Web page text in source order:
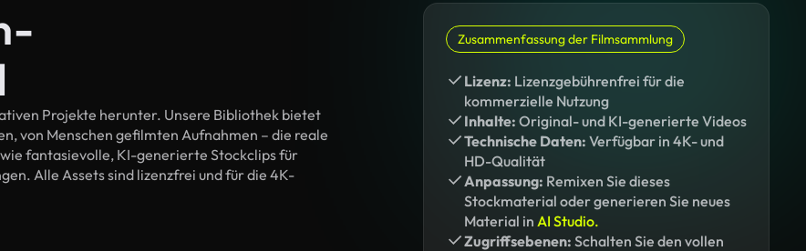
Projekte herunter. Unsere Bibliothek bietet
von Menschen gefilmten Aufnahmen – die reale
fantasievolle, KI-generierte Stockclips für
Alle Assets sind lizenzfrei und für die 4K-
Zusammenfassung der Filmsammlung
Lizenz: Lizenzgebührenfrei für die
kommerzielle Nutzung
Inhalte: Original- und KI-generierte Videos
Technische Daten: Verfügbar in 4K- und
HD-Qualität
Anpassung: Remixen Sie dieses
Stockmaterial oder generieren Sie neues
Material in AI Studio.
Zugriffsebenen: Schalten Sie den vollen